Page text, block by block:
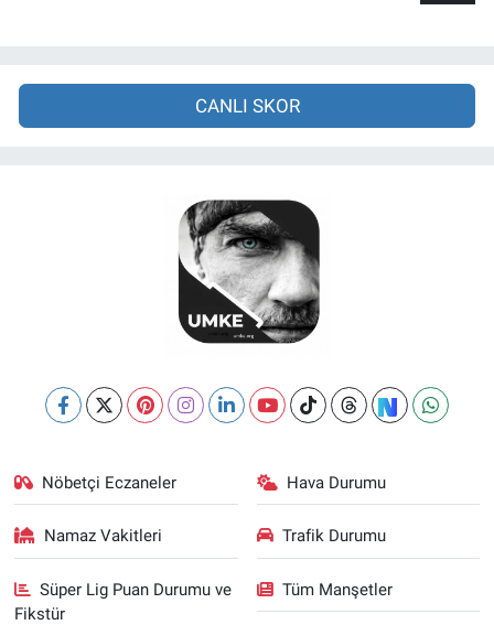
CANLI SKOR
Nöbetçi Eczaneler Hava Durumu
Namaz Vakitleri Trafik Durumu
Süper Lig Puan Durumu ve
Fikstür
Tüm Manşetler